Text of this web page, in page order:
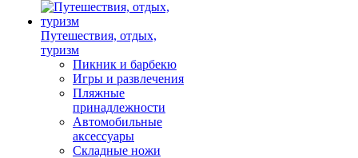
Путешествия, отдых,
туризм
Пикник и барбекю
Игры и развлечения
Пляжные
принадлежности
Автомобильные
аксессуары
Складные ножи